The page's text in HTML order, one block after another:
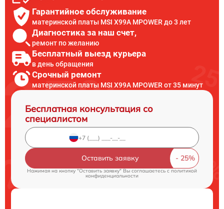
Гарантийное обслуживание
материнской платы MSI X99A MPOWER до 3 лет
Диагностика за наш счет,
ремонт по желанию
Бесплатный выезд курьера
в день обращения
Срочный ремонт
материнской платы MSI X99A MPOWER от 35 минут
Бесплатная консультация со
специалистом
Оставить заявку
Нажимая на кнопку "Оставить заявку" Вы соглашаетесь cполитикой
конфиденциальности